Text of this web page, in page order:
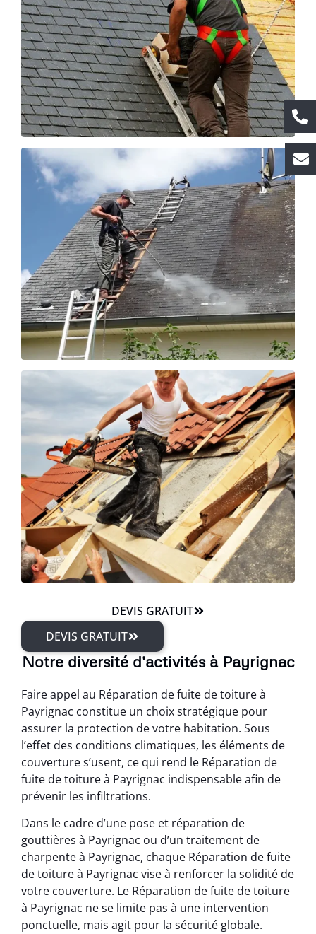
DEVIS GRATUIT
DEVIS GRATUIT
Notre diversité d'activités à Payrignac
Faire appel au Réparation de fuite de toiture à
Payrignac constitue un choix stratégique pour
assurer la protection de votre habitation. Sous
l’effet des conditions climatiques, les éléments de
couverture s’usent, ce qui rend le Réparation de
fuite de toiture à Payrignac indispensable afin de
prévenir les infiltrations.
Dans le cadre d’une pose et réparation de
gouttières à Payrignac ou d’un traitement de
charpente à Payrignac, chaque Réparation de fuite
de toiture à Payrignac vise à renforcer la solidité de
votre couverture. Le Réparation de fuite de toiture
à Payrignac ne se limite pas à une intervention
ponctuelle, mais agit pour la sécurité globale.